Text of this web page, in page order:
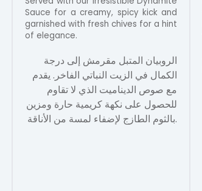
Sauce for a creamy, spicy kick and
garnished with fresh chives for a hint
of elegance.
الروبيان المتبل مقرمش إلى درجة
الكمال في الزيت النباتي الفاخر. يقدم
مع صوص الديناميت الذي لا تقاوم
للحصول على نكهة كريمية حارة ومزين
بالثوم الطازج لإضفاء لمسة من الأناقة.